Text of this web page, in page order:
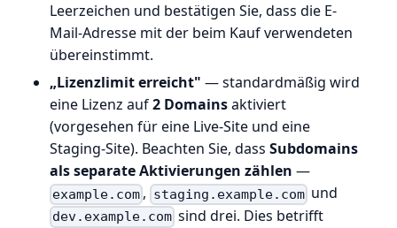
Leerzeichen und bestätigen Sie, dass die E-
Mail-Adresse mit der beim Kauf verwendeten
übereinstimmt.
„Lizenzlimit erreicht" — standardmäßig wird
eine Lizenz auf2 Domainsaktiviert
(vorgesehen für eine Live-Site und eine
Staging-Site). Beachten Sie, dass Subdomains
als separate Aktivierungen zählen —
example.com , staging.example.comund
dev.example.com sind drei. Dies betrifft